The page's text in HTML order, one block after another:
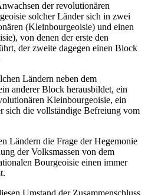
der revolutionären
solcher Länder sich in zwei
(Kleinbourgeoisie) und einen
von denen der erste den
der zweite dagegen einen Block
Ländern neben dem
anderer Block herausbildet, ein
Kleinbourgeoisie, ein
sich die vollständige Befreiung vom
Ländern die Frage der Hegemonie
der Volksmassen von dem
Bourgeoisie einen immer
Umstand der Zusammenschluss